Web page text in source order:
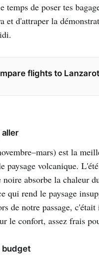
temps de poser tes
et d'attraper la
flights to
aller
est la
paysage volcanique.
absorbe la chaleur
qui rend le paysage
de notre passage,
le confort, assez frais
budget